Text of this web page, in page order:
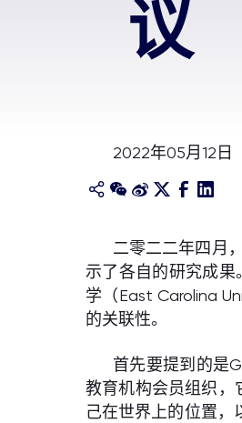
议
2022年05月12日
二零二二年四月
示了各自的研究成果
学（East Carolina
的关联性。
首先要提到的是
教育机构会员组织，
己在世界上的位置，